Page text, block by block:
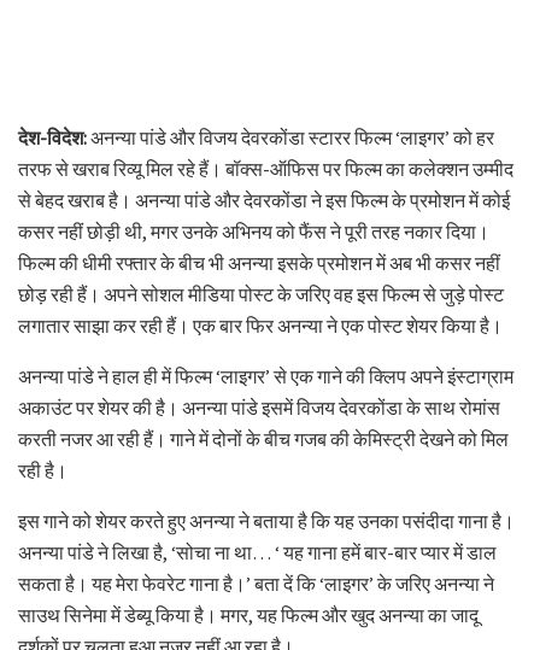
देश-विदेश:अनन्या पांडे और विजय देवरकोंडा स्टारर फिल्म ‘लाइगर’ को हर
तरफ से खराब रिव्यू मिल रहे हैं। बॉक्स-ऑफिस पर फिल्म का कलेक्शन उम्मीद
से बेहद खराब है। अनन्या पांडे और देवरकोंडा ने इस फिल्म के प्रमोशन में कोई
कसर नहीं छोड़ी थी, मगर उनके अभिनय को फैंस ने पूरी तरह नकार दिया।
फिल्म की धीमी रफ्तार के बीच भी अनन्या इसके प्रमोशन में अब भी कसर नहीं
छोड़ रही हैं। अपने सोशल मीडिया पोस्ट के जरिए वह इस फिल्म से जुड़े पोस्ट
लगातार साझा कर रही हैं। एक बार फिर अनन्या ने एक पोस्ट शेयर किया है।
अनन्या पांडे ने हाल ही में फिल्म ‘लाइगर’ से एक गाने की क्लिप अपने इंस्टाग्राम
अकाउंट पर शेयर की है। अनन्या पांडे इसमें विजय देवरकोंडा के साथ रोमांस
करती नजर आ रही हैं। गाने में दोनों के बीच गजब की केमिस्ट्री देखने को मिल
रही है।
इस गाने को शेयर करते हुए अनन्या ने बताया है कि यह उनका पसंदीदा गाना है।
अनन्या पांडे ने लिखा है, ‘सोचा ना था… ‘ यह गाना हमें बार-बार प्यार में डाल
सकता है। यह मेरा फेवरेट गाना है।’ बता दें कि ‘लाइगर’ के जरिए अनन्या ने
साउथ सिनेमा में डेब्यू किया है। मगर, यह फिल्म और खुद अनन्या का जादू